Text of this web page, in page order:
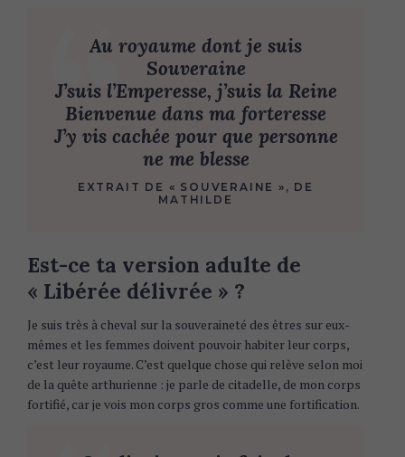
Au royaume dont je suis
Souveraine
J’suis l’Emperesse, j’suis la Reine
Bienvenue dans ma forteresse
J’y vis cachée pour que personne
ne me blesse
EXTRAIT DE « SOUVERAINE », DE
MATHILDE
Est-ce ta version adulte de
« Libérée délivrée » ?
Je suis très à cheval sur la souveraineté des êtres sur eux-
mêmes et les femmes doivent pouvoir habiter leur corps,
c’est leur royaume. C’est quelque chose qui relève selon moi
de la quête arthurienne : je parle de citadelle, de mon corps
fortifié, car je vois mon corps gros comme une fortification.
S